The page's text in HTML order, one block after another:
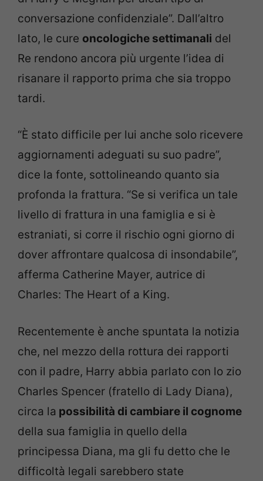
conversazione confidenziale”. Dall’altro
lato, le cure oncologiche settimanali del
Re rendono ancora più urgente l’idea di
risanare il rapporto prima che sia troppo
tardi.
“È stato difficile per lui anche solo ricevere
aggiornamenti adeguati su suo padre”,
dice la fonte, sottolineando quanto sia
profonda la frattura. “Se si verifica un tale
livello di frattura in una famiglia e si è
estraniati, si corre il rischio ogni giorno di
dover affrontare qualcosa di insondabile”,
afferma Catherine Mayer, autrice di
Charles: The Heart of a King.
Recentemente è anche spuntata la notizia
che, nel mezzo della rottura dei rapporti
con il padre, Harry abbia parlato con lo zio
Charles Spencer (fratello di Lady Diana),
circa la possibilità di cambiare il cognome
della sua famiglia in quello della
principessa Diana, ma gli fu detto che le
difficoltà legali sarebbero state